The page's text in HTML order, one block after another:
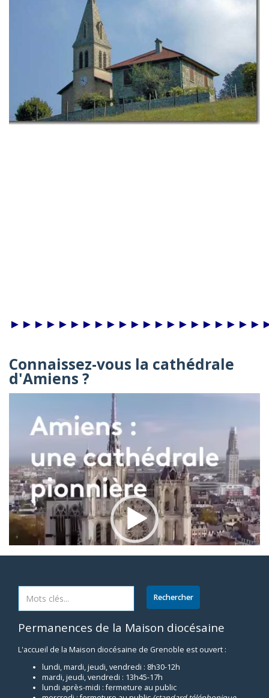
Connaissez-vous la cathédrale
d'Amiens ?
00:00 03:27
Permanences de la Maison diocésaine
L'accueil de la Maison diocésaine de Grenoble est ouvert :
lundi, mardi, jeudi, vendredi : 8h30-12h
mardi, jeudi, vendredi : 13h45-17h
lundi après-midi : fermeture au public